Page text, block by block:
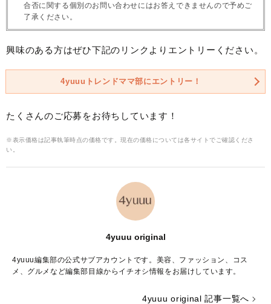
合否に関する個別のお問い合わせにはお答えできませんので予めご
了承ください。
興味のある方はぜひ下記のリンクよりエントリーください。
4yuuuトレンドママ部にエントリー！
たくさんのご応募をお待ちしています！
※表示価格は記事執筆時点の価格です。現在の価格については各サイトでご確認くださ
い。
4yuuu original
4yuuu編集部の公式サブアカウントです。美容、ファッション、コス
メ、グルメなど編集部目線からイチオシ情報をお届けしています。
4yuuu original 記事一覧へ